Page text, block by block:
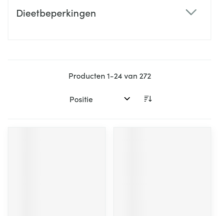
Dieetbeperkingen
Producten1-24van 272
Sorteer op: